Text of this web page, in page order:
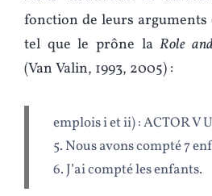
fonction de leurs
tel que le prône laRole
(Van Valin, 1993, 2005) :
emplois i et ii) : ACTOR V
5. Nous avons compté 7
6. J’ai compté les enfants.